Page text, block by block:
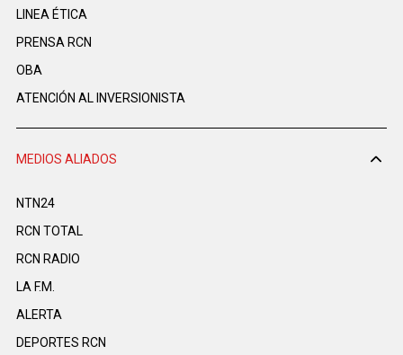
LINEA ÉTICA
PRENSA RCN
OBA
ATENCIÓN AL INVERSIONISTA
MEDIOS ALIADOS
NTN24
RCN TOTAL
RCN RADIO
LA F.M.
ALERTA
DEPORTES RCN